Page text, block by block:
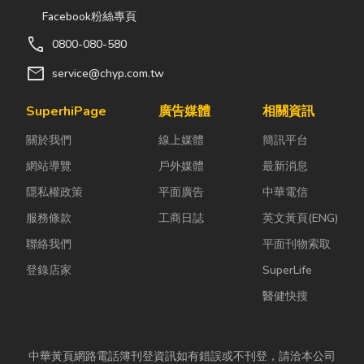
Facebook粉絲專頁
call 0800-080-580
mail service@chyp.com.tw
SuperhiPage
關於我們
網站導覽
隱私權政策
服務條款
聯絡我們
登錄店家
廣告媒體
線上媒體
戶外媒體
平面廣告
工商日誌
相關資訊
簡訊平台
最新消息
中華電信
英文黃頁(ENG)
平面刊物索取
SuperLife
醫健快搜
中華黃頁網路電話簿刊登資訊如有錯誤或不刊登，請洽本公司